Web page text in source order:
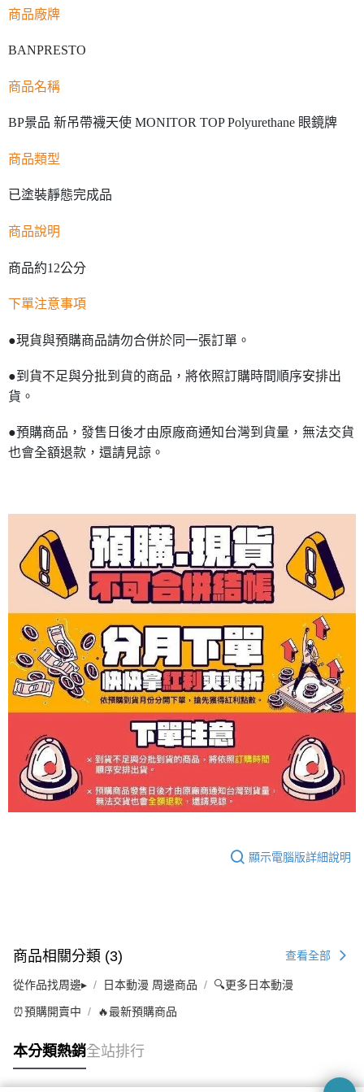
商品廠牌
BANPRESTO
商品名稱
BP景品 新吊帶襪天使 MONITOR TOP Polyurethane 眼鏡牌
商品類型
已塗裝靜態完成品
商品說明
商品約12公分
下單注意事項
●現貨與預購商品請勿合併於同一張訂單。
●到貨不足與分批到貨的商品，將依照訂購時間順序安排出
貨。
●預購商品，發售日後才由原廠商通知台灣到貨量，無法交貨
也會全額退款，還請見諒。
顯示電腦版詳細說明
商品相關分類 (3) 查看全部
從作品找周邊▸ 日本動漫 周邊商品 🔍更多日本動漫
⏰預購開賣中 🔥最新預購商品
本分類熱銷全站排行